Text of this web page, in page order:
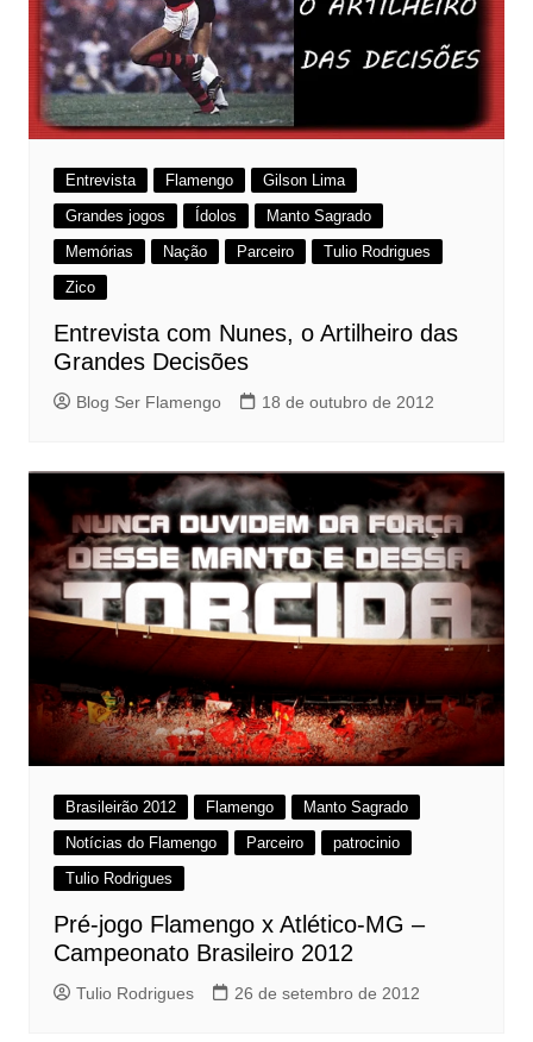
Entrevista Flamengo
Gilson Lima
Grandes jogos
Ídolos
Manto Sagrado
Memórias
Nação Parceiro
Tulio Rodrigues
Zico
Entrevista com Nunes, o Artilheiro das
Grandes Decisões
Blog Ser Flamengo 18 de outubro de 2012
Brasileirão 2012 Flamengo
Manto Sagrado
Notícias do Flamengo
Parceiro
patrocinio
Tulio Rodrigues
Pré-jogo Flamengo x Atlético-MG –
Campeonato Brasileiro 2012
Tulio Rodrigues 26 de setembro de 2012